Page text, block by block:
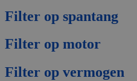
Filter op spantang
Filter op motor
Filter op vermogen